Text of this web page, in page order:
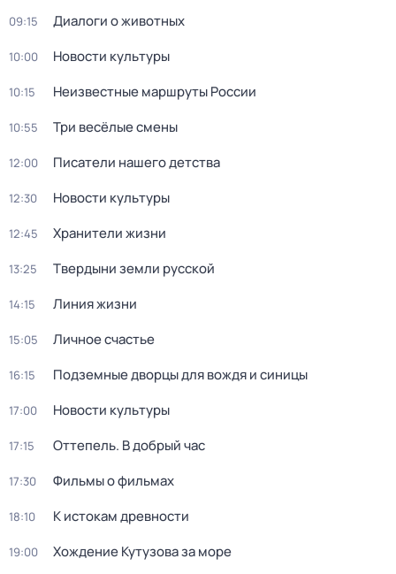
09:15 Диалоги о животных
10:00 Новости культуры
10:15 Неизвестные маршруты России
10:55 Три весёлые смены
12:00 Писатели нашего детства
12:30 Новости культуры
12:45 Хранители жизни
13:25 Твердыни земли русской
14:15 Линия жизни
15:05 Личное счастье
16:15 Подземные дворцы для вождя и синицы
17:00 Новости культуры
17:15 Оттепель. В добрый час
17:30 Фильмы о фильмах
18:10 К истокам древности
19:00 Хождение Кутузова за море